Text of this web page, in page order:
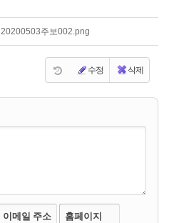
20200503주보002.png
수정 삭제
이메일 주소 홈페이지